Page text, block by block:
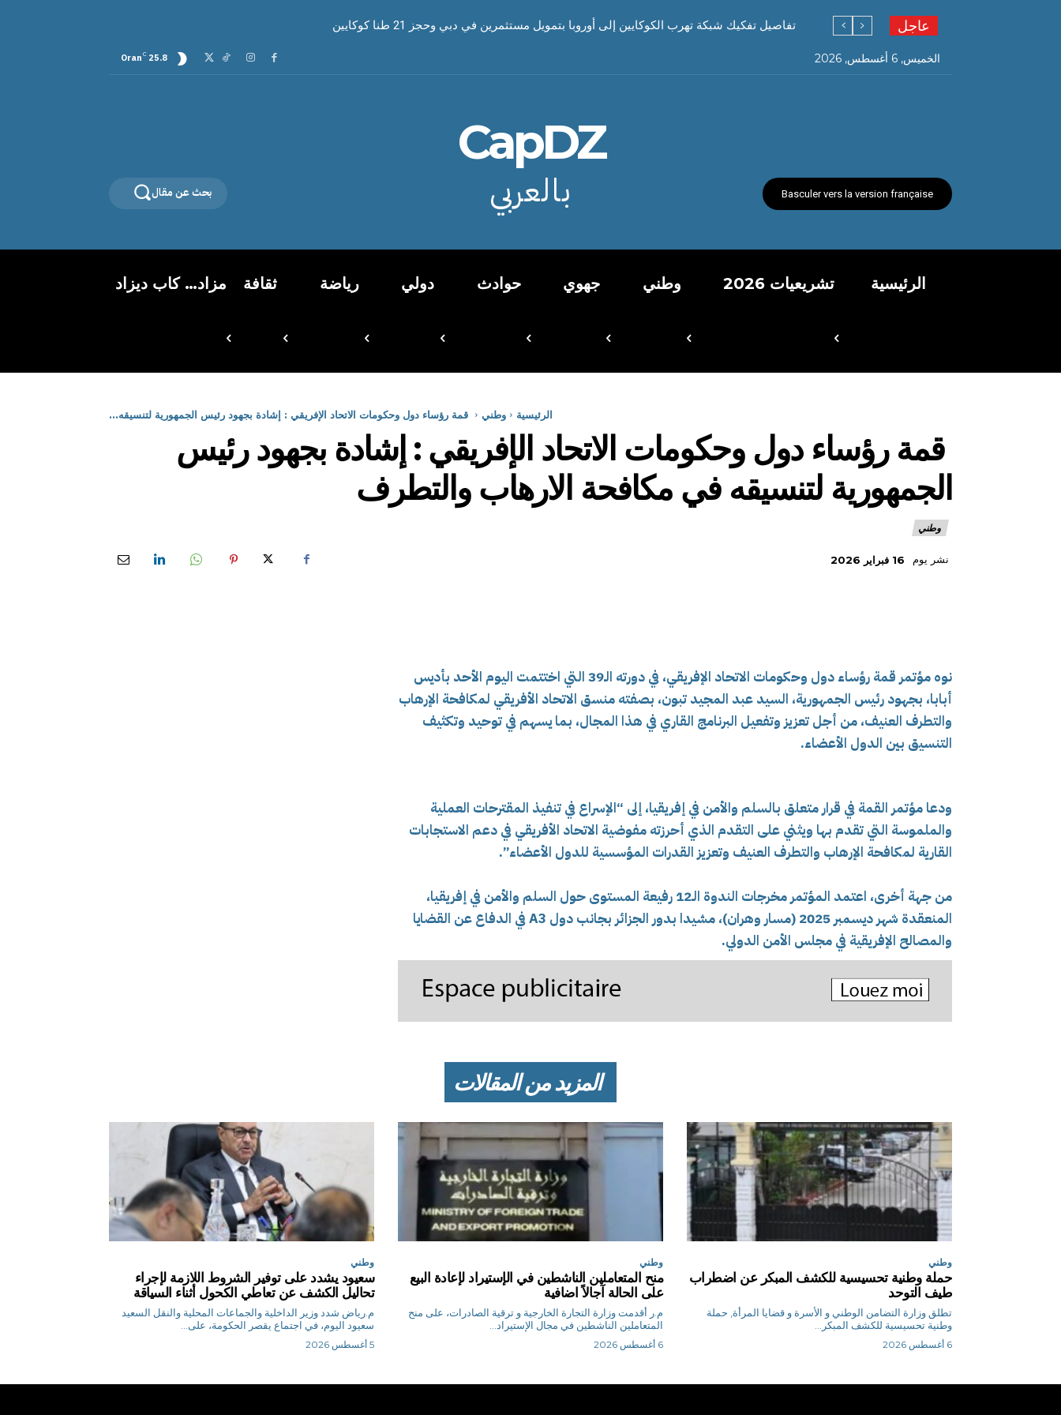
عاجل تفاصيل تفكيك شبكة تهرب الكوكايين إلى أوروبا بتمويل مستثمرين في دبي وحجز 21 طنا كوكايين
الخميس, 6 أغسطس, 2026 25.8
C
Oran
Basculer vers la version française
CapDZ
بالعربي بحث عن مقال
الرئيسية تشريعيات 2026 وطني جهوي حوادث دولي رياضة ثقافة مزاد… كاب ديزاد
الرئيسية وطني قمة رؤساء دول وحكومات الاتحاد الإفريقي : إشادة بجهود رئيس الجمهورية لتنسيقه...
قمة رؤساء دول وحكومات الاتحاد الإفريقي : إشادة بجهود رئيس
الجمهورية لتنسيقه في مكافحة الارهاب والتطرف
وطني
نشر يوم 16 فبراير 2026
نوه مؤتمر قمة رؤساء دول وحكومات الاتحاد الإفريقي، في دورته الـ39 التي اختتمت اليوم الأحد بأديس
أبابا، بجهود رئيس الجمهورية، السيد عبد المجيد تبون، بصفته منسق الاتحاد الأفريقي لمكافحة الإرهاب
والتطرف العنيف، من أجل تعزيز وتفعيل البرنامج القاري في هذا المجال، بما يسهم في توحيد وتكثيف
التنسيق بين الدول الأعضاء.
ودعا مؤتمر القمة في قرار متعلق بالسلم والأمن في إفريقيا، إلى “الإسراع في تنفيذ المقترحات العملية
والملموسة التي تقدم بها ويثني على التقدم الذي أحرزته مفوضية الاتحاد الأفريقي في دعم الاستجابات
القارية لمكافحة الإرهاب والتطرف العنيف وتعزيز القدرات المؤسسية للدول الأعضاء”.
من جهة أخرى، اعتمد المؤتمر مخرجات الندوة الـ12 رفيعة المستوى حول السلم والأمن في إفريقيا،
المنعقدة شهر ديسمبر 2025 (مسار وهران)، مشيدا بدور الجزائر بجانب دول A3 في الدفاع عن القضايا
والمصالح الإفريقية في مجلس الأمن الدولي.
المزيد من المقالات
وطني
حملة وطنية تحسيسية للكشف المبكر عن اضطراب
طيف التوحد
تطلق وزارة التضامن الوطني و الأسرة و قضايا المرأة, حملة
وطنية تحسيسية للكشف المبكر...
6 أغسطس 2026
وطني
منح المتعاملين الناشطين في الإستيراد لإعادة البيع
على الحالة آجالاً اضافية
م.ر أقدمت وزارة التجارة الخارجية و ترقية الصادرات، على منح
المتعاملين الناشطين في مجال الإستيراد...
6 أغسطس 2026
وطني
سعيود يشدد على توفير الشروط اللازمة لإجراء
تحاليل الكشف عن تعاطي الكحول أثناء السياقة
م.رياض شدد وزير الداخلية والجماعات المحلية والنقل السعيد
سعيود اليوم، في اجتماع يقصر الحكومة، على...
5 أغسطس 2026